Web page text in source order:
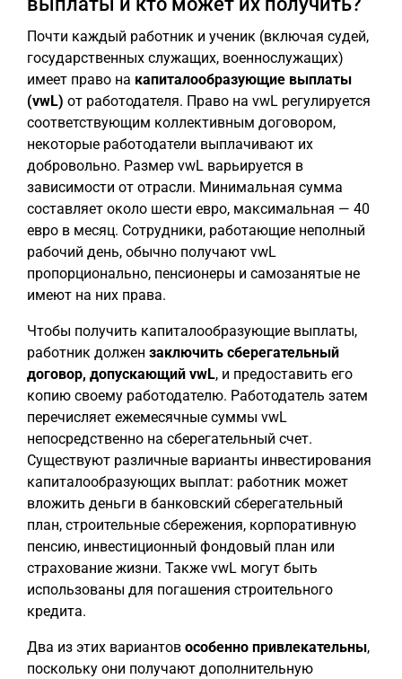
Почти каждый работник и ученик (включая судей,
государственных служащих, военнослужащих)
имеет право на капиталообразующие выплаты
(vwL) от работодателя. Право на vwL регулируется
соответствующим коллективным договором,
некоторые работодатели выплачивают их
добровольно. Размер vwL варьируется в
зависимости от отрасли. Минимальная сумма
составляет около шести евро, максимальная — 40
евро в месяц. Сотрудники, работающие неполный
рабочий день, обычно получают vwL
пропорционально, пенсионеры и самозанятые не
имеют на них права.
Чтобы получить капиталообразующие выплаты,
работник должен заключить сберегательный
договор, допускающий vwL, и предоставить его
копию своему работодателю. Работодатель затем
перечисляет ежемесячные суммы vwL
непосредственно на сберегательный счет.
Существуют различные варианты инвестирования
капиталообразующих выплат: работник может
вложить деньги в банковский сберегательный
план, строительные сбережения, корпоративную
пенсию, инвестиционный фондовый план или
страхование жизни. Также vwL могут быть
использованы для погашения строительного
кредита.
Два из этих вариантов особенно привлекательны,
поскольку они получают дополнительную